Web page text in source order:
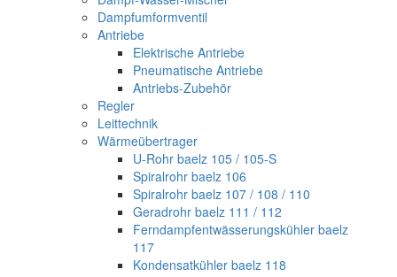
Dampfumformventil
Antriebe
Elektrische Antriebe
Pneumatische Antriebe
Antriebs-Zubehör
Regler
Leittechnik
Wärmeübertrager
U-Rohr baelz 105 / 105-S
Spiralrohr baelz 106
Spiralrohr baelz 107 / 108 / 110
Geradrohr baelz 111 / 112
Ferndampfentwässerungskühler baelz
117
Kondensatkühler baelz 118